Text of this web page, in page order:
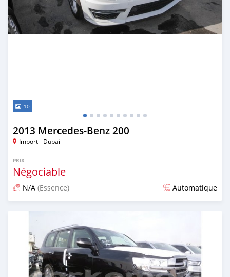
10
2013 Mercedes-Benz 200
Import - Dubai
PRIX
Négociable
N/A (Essence) Automatique